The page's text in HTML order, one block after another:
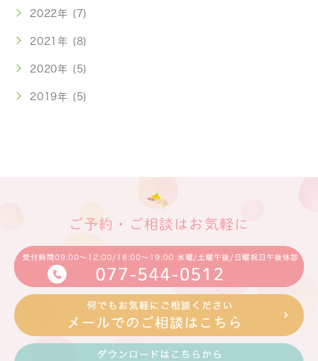
2022年 (7)
2021年 (8)
2020年 (5)
2019年 (5)
ご予約・ご相談はお気軽に